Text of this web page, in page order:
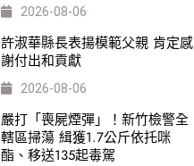
2026-08-06
許淑華縣長表揚模範父親 肯定感
謝付出和貢獻
2026-08-06
嚴打「喪屍煙彈」！新竹檢警全
轄區掃蕩 緝獲1.7公斤依托咪
酯、移送135起毒駕